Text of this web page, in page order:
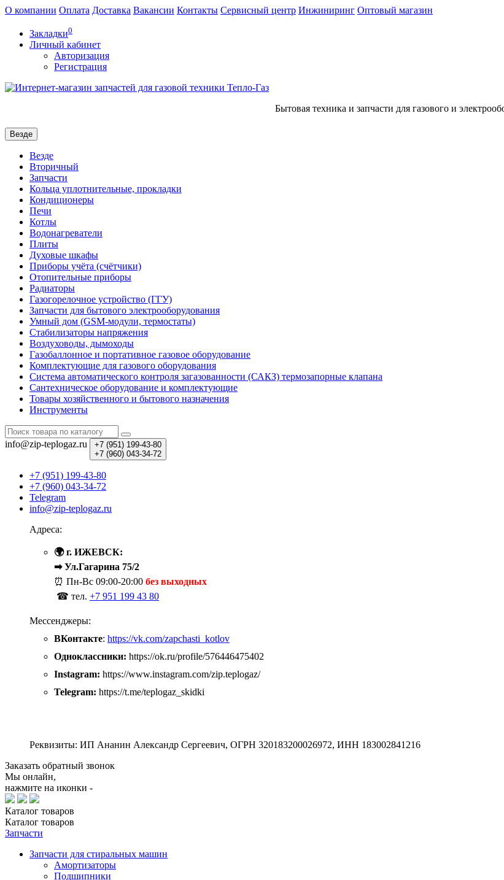
О компании Оплата Доставка Вакансии Контакты Сервисный центр Инжиниринг Оптовый магазин
Закладки0
Личный кабинет
Авторизация
Регистрация
Бытовая техника и запчасти для газового и
Везде
Везде
Вторичный
Запчасти
Кольца уплотнительные, прокладки
Кондиционеры
Печи
Котлы
Водонагреватели
Плиты
Духовые шкафы
Приборы учёта (счётчики)
Отопительные приборы
Радиаторы
Газогорелочное устройство (ГГУ)
Запчасти для бытового электрооборудования
Умный дом (GSM-модули, термостаты)
Cтабилизаторы напряжения
Воздуховоды, дымоходы
Газобаллонное и портативное газовое оборудование
Комплектующие для газового оборудования
Система автоматического контроля загазованности (САКЗ) термозапорные клапана
Сантехническое оборудование и комплектующие
Товары хозяйственного и бытового назначения
Инструменты
info@zip-teplogaz.ru +7 (951) 199-43-80
+7 (960) 043-34-72
+7 (951) 199-43-80
+7 (960) 043-34-72
Telegram
info@zip-teplogaz.ru
Адреса:
🌍 г. ИЖЕВСК:
➡ Ул.Гагарина 75/2
⏰ Пн-Вс 09:00-20:00 без выходных
☎ тел. +7 951 199 43 80
Мессенджеры:
ВКонтакте: https://vk.com/zapchasti_kotlov
Одноклассники: https://ok.ru/profile/576446475402
Instagram: https://www.instagram.com/zip.teplogaz/
Telegram: https://t.me/teplogaz_skidki
Реквизиты: ИП Ананин Александр Сергеевич, ОГРН 320183200026972, ИНН 183002841216
Заказать обратный звонок
Мы онлайн,
нажмите на иконки -
Каталог товаров
Каталог товаров
Запчасти
Запчасти для стиральных машин
Амортизаторы
Подшипники